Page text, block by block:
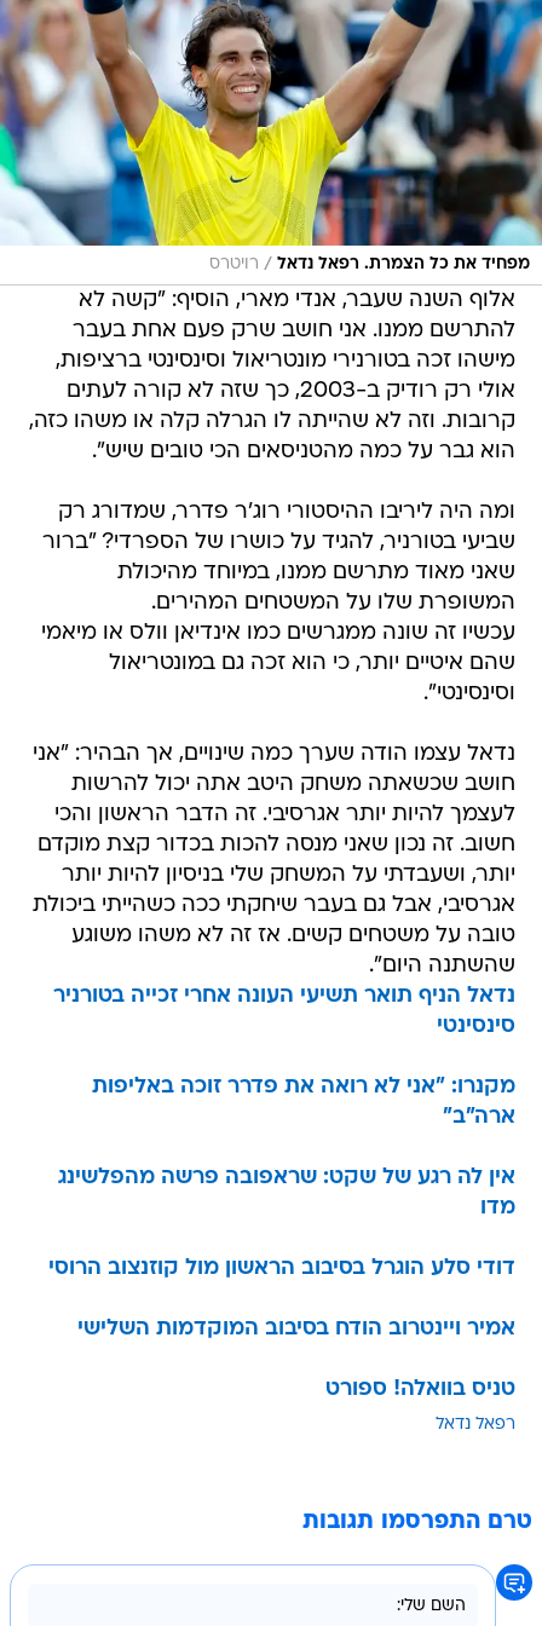
מפחיד את כל הצמרת. רפאל נדאל / רויטרס
אלוף השנה שעבר, אנדי מארי, הוסיף: "קשה לא
להתרשם ממנו. אני חושב שרק פעם אחת בעבר
מישהו זכה בטורנירי מונטריאול וסינסינטי ברציפות,
אולי רק רודיק ב-2003, כך שזה לא קורה לעתים
קרובות. וזה לא שהייתה לו הגרלה קלה או משהו כזה,
הוא גבר על כמה מהטניסאים הכי טובים שיש".
ומה היה ליריבו ההיסטורי רוג'ר פדרר, שמדורג רק
שביעי בטורניר, להגיד על כושרו של הספרדי? "ברור
שאני מאוד מתרשם ממנו, במיוחד מהיכולת
המשופרת שלו על המשטחים המהירים.
עכשיו זה שונה ממגרשים כמו אינדיאן וולס או מיאמי
שהם איטיים יותר, כי הוא זכה גם במונטריאול
וסינסינטי".
נדאל עצמו הודה שערך כמה שינויים, אך הבהיר: "אני
חושב שכשאתה משחק היטב אתה יכול להרשות
לעצמך להיות יותר אגרסיבי. זה הדבר הראשון והכי
חשוב. זה נכון שאני מנסה להכות בכדור קצת מוקדם
יותר, ושעבדתי על המשחק שלי בניסיון להיות יותר
אגרסיבי, אבל גם בעבר שיחקתי ככה כשהייתי ביכולת
טובה על משטחים קשים. אז זה לא משהו משוגע
שהשתנה היום".
נדאל הניף תואר תשיעי העונה אחרי זכייה בטורניר
סינסינטי
מקנרו: "אני לא רואה את פדרר זוכה באליפות
ארה"ב"
אין לה רגע של שקט: שראפובה פרשה מהפלשינג
מדו
דודי סלע הוגרל בסיבוב הראשון מול קוזנצוב הרוסי
אמיר ויינטרוב הודח בסיבוב המוקדמות השלישי
טניס בוואלה! ספורט
רפאל נדאל
טרם התפרסמו תגובות